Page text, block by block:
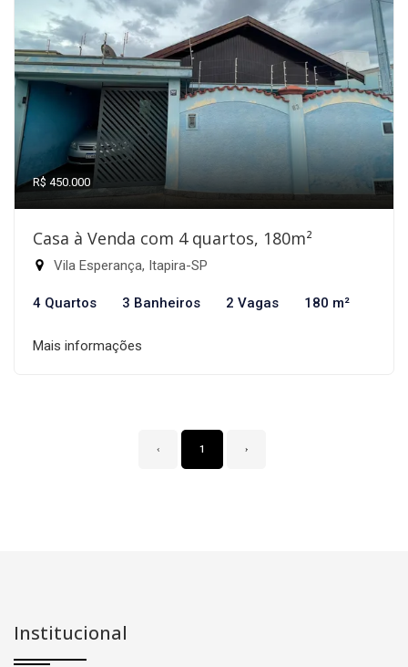
R$ 450.000
Casa à Venda com 4 quartos, 180m²
Vila Esperança, Itapira-SP
4 Quartos 3 Banheiros 2 Vagas 180 m²
Mais informações
‹ 1 ›
Institucional